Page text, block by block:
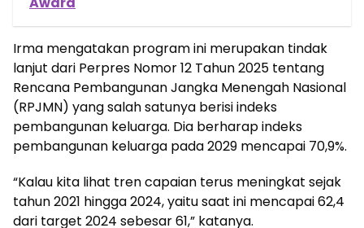
Irma mengatakan program ini merupakan tindak
lanjut dari Perpres Nomor 12 Tahun 2025 tentang
Rencana Pembangunan Jangka Menengah Nasional
(RPJMN) yang salah satunya berisi indeks
pembangunan keluarga. Dia berharap indeks
pembangunan keluarga pada 2029 mencapai 70,9%.
“Kalau kita lihat tren capaian terus meningkat sejak
tahun 2021 hingga 2024, yaitu saat ini mencapai 62,4
dari target 2024 sebesar 61,” katanya.